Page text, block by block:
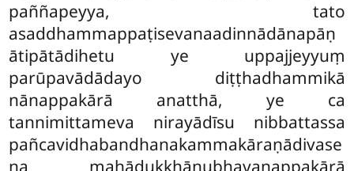
paññapeyya, tato
asaddhammappaṭisevanaadinnādānapāṇ
ātipātādihetu ye uppajjeyyuṃ
parūpavādādayo diṭṭhadhammikā
nānappakārā anatthā, ye ca
tannimittameva nirayādīsu nibbattassa
pañcavidhabandhanakammakāraṇādivase
na mahādukkhānubhavanappakārā